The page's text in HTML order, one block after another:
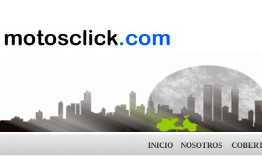
INICIO NOSOTROS